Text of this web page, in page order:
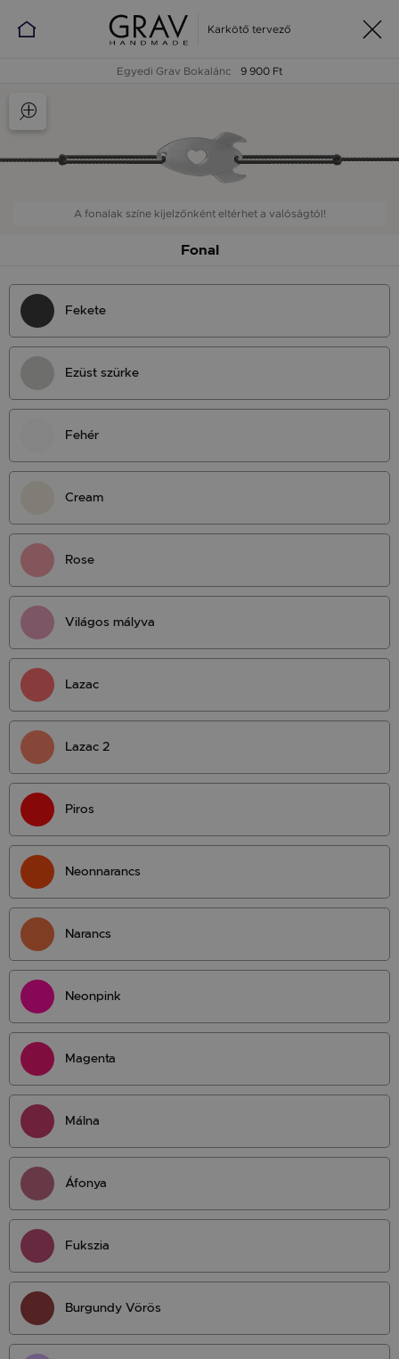
Karkötő tervező
Egyedi Grav Bokalánc 9 900 Ft
A fonalak színe kijelzőnként eltérhet a valóságtól!
Fonal
Fekete
Ezüst szürke
Fehér
Cream
Rose
Világos mályva
Lazac
Lazac 2
Piros
Neonnarancs
Narancs
Neonpink
Magenta
Málna
Áfonya
Fukszia
Burgundy Vörös